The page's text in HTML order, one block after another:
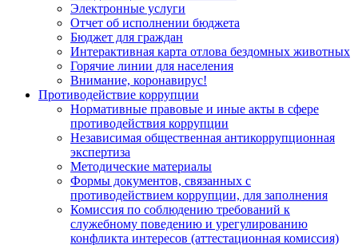
Электронные услуги
Отчет об исполнении бюджета
Бюджет для граждан
Интерактивная карта отлова бездомных животных
Горячие линии для населения
Внимание, коронавирус!
Противодействие коррупции
Нормативные правовые и иные акты в сфере
противодействия коррупции
Независимая общественная антикоррупционная
экспертиза
Методические материалы
Формы документов, связанных с
противодействием коррупции, для заполнения
Комиссия по соблюдению требований к
служебному поведению и урегулированию
конфликта интересов (аттестационная комиссия)